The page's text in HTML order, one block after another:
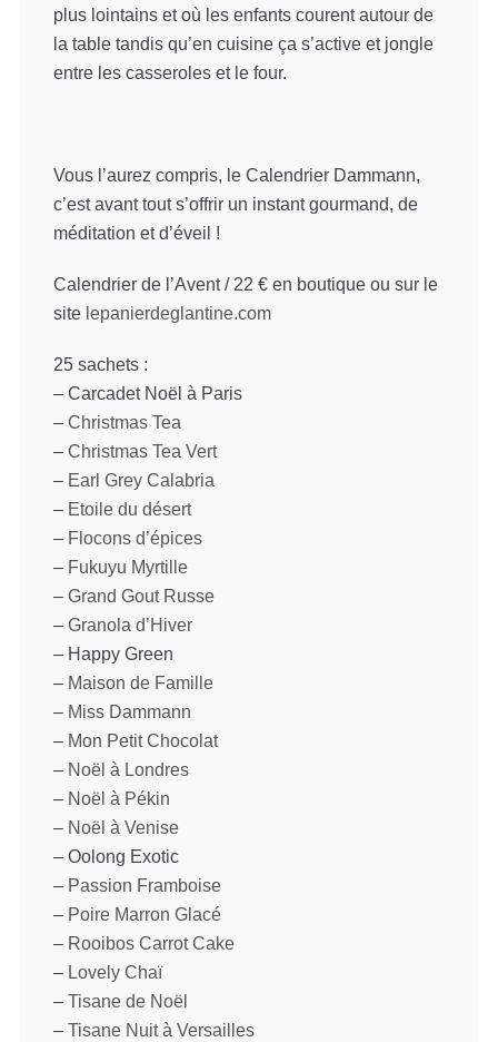
plus lointains et où les enfants courent autour de
la table tandis qu’en cuisine ça s’active et jongle
entre les casseroles et le four.
Vous l’aurez compris, le Calendrier Dammann,
c’est avant tout s’offrir un instant gourmand, de
méditation et d’éveil !
Calendrier de l’Avent / 22 € en boutique ou sur le
site lepanierdeglantine.com
25 sachets :
– Carcadet Noël à Paris
– Christmas Tea
– Christmas Tea Vert
– Earl Grey Calabria
– Etoile du désert
– Flocons d’épices
– Fukuyu Myrtille
– Grand Gout Russe
– Granola d’Hiver
– Happy Green
– Maison de Famille
– Miss Dammann
– Mon Petit Chocolat
– Noël à Londres
– Noël à Pékin
– Noël à Venise
– Oolong Exotic
– Passion Framboise
– Poire Marron Glacé
– Rooibos Carrot Cake
– Lovely Chaï
– Tisane de Noël
– Tisane Nuit à Versailles